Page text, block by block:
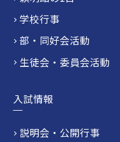
学校行事
部・同好会活動
生徒会・委員会活動
入試情報
説明会・公開行事